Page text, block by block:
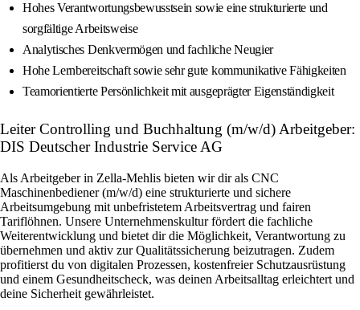
Hohes Verantwortungsbewusstsein sowie eine strukturierte und
sorgfältige Arbeitsweise
Analytisches Denkvermögen und fachliche Neugier
Hohe Lernbereitschaft sowie sehr gute kommunikative Fähigkeiten
Teamorientierte Persönlichkeit mit ausgeprägter Eigenständigkeit
Leiter Controlling und Buchhaltung (m/w/d) Arbeitgeber:
DIS Deutscher Industrie Service AG
Als Arbeitgeber in Zella-Mehlis bieten wir dir als CNC
Maschinenbediener (m/w/d) eine strukturierte und sichere
Arbeitsumgebung mit unbefristetem Arbeitsvertrag und fairen
Tariflöhnen. Unsere Unternehmenskultur fördert die fachliche
Weiterentwicklung und bietet dir die Möglichkeit, Verantwortung zu
übernehmen und aktiv zur Qualitätssicherung beizutragen. Zudem
profitierst du von digitalen Prozessen, kostenfreier Schutzausrüstung
und einem Gesundheitscheck, was deinen Arbeitsalltag erleichtert und
deine Sicherheit gewährleistet.